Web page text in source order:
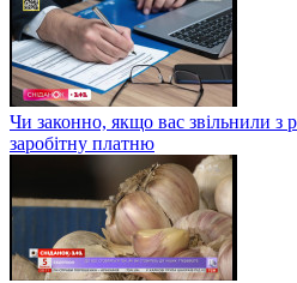
Чи законно, якщо вас звільнили з
заробітну платню